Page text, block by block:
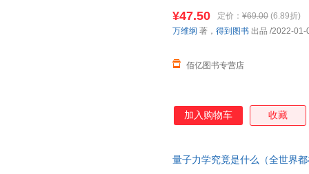
开票
¥47.50 定价： ¥69.00 (6.89折)
佰亿图书专营店
万维纲 著， 得到图书 出品 /2022-01-
加入购物车 收藏
量子力学究竟是什么（全世界